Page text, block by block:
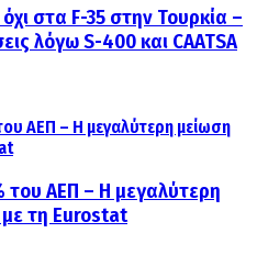
στα F-35 στην Τουρκία –
λόγω S-400 και CAATSA
του ΑΕΠ – Η μεγαλύτερη
τη Eurostat